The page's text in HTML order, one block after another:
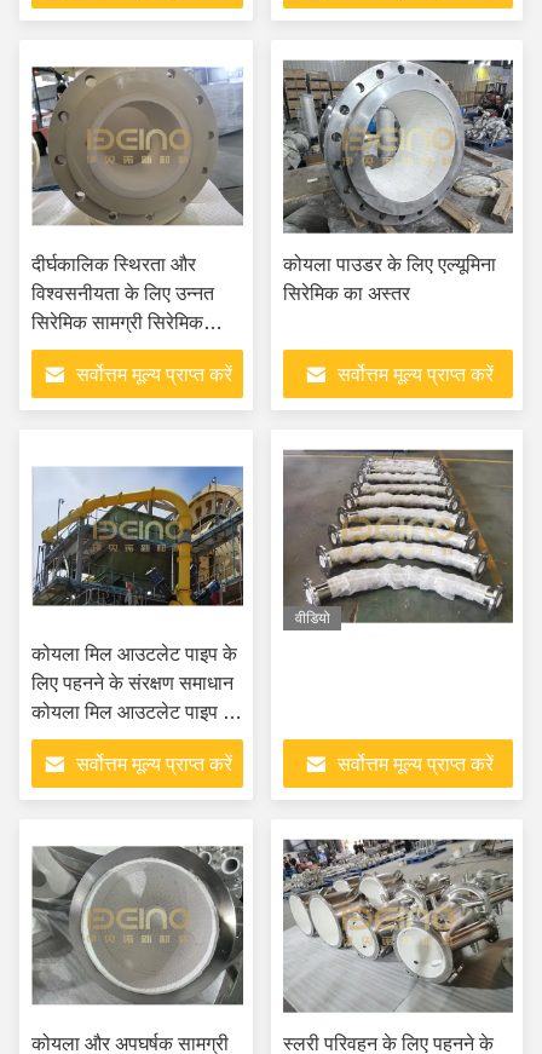
दीर्घकालिक स्थिरता और
विश्वसनीयता के लिए उन्नत
सिरेमिक सामग्री सिरेमिक
टाइल अस्तर पाइप टी
सर्वोत्तम मूल्य प्राप्त करें
कोयला पाउडर के लिए एल्यूमिना
सिरेमिक का अस्तर
सर्वोत्तम मूल्य प्राप्त करें
कोयला मिल आउटलेट पाइप के
लिए पहनने के संरक्षण समाधान
कोयला मिल आउटलेट पाइप के
लिए एल्यूमीनियम सिरेमिक पाइप
समाधान के लिए अनुकूलित
डिजाइन और ऑन-साइट
सर्वोत्तम मूल्य प्राप्त करें
वीडियो
सर्वोत्तम मूल्य प्राप्त करें
कोयला और अपघर्षक सामग्री
स्लरी परिवहन के लिए पहनने के